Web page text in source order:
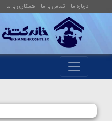
درباره ما تماس با ما همکاری با ما